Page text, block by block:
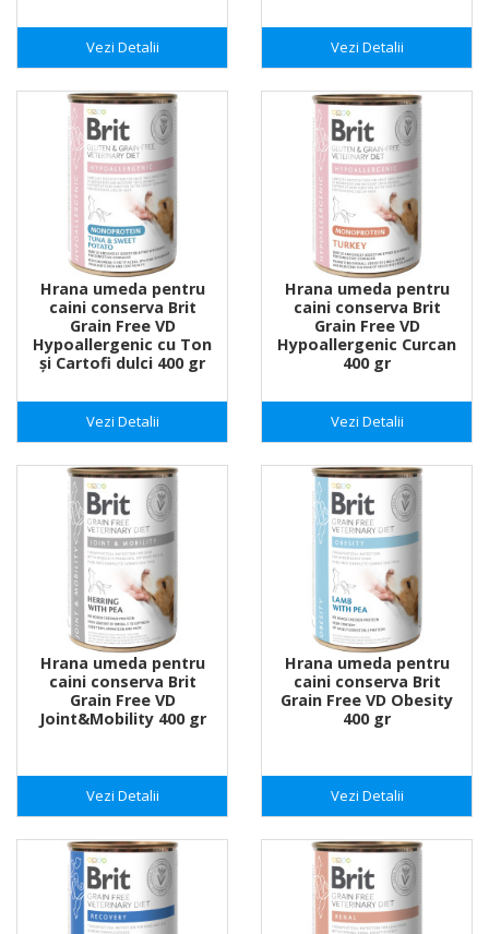
Vezi Detalii Vezi Detalii
Hrana umeda pentru
caini conserva Brit
Grain Free VD
Hypoallergenic cu Ton
şi Cartofi dulci 400 gr
Vezi Detalii
Hrana umeda pentru
caini conserva Brit
Grain Free VD
Hypoallergenic Curcan
400 gr
Vezi Detalii
Hrana umeda pentru
caini conserva Brit
Grain Free VD
Joint&Mobility 400 gr
Vezi Detalii
Hrana umeda pentru
caini conserva Brit
Grain Free VD Obesity
400 gr
Vezi Detalii